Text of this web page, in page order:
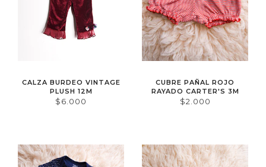
CALZA BURDEO VINTAGE
PLUSH 12M
$6.000
CUBRE PAÑAL ROJO
RAYADO CARTER'S 3M
$2.000